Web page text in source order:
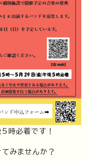
時必着です！
みませんか？